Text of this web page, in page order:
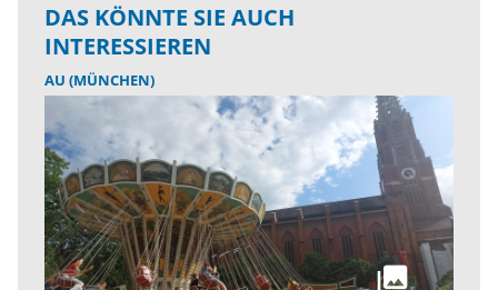
DAS KÖNNTE SIE AUCH
INTERESSIEREN
AU (MÜNCHEN)